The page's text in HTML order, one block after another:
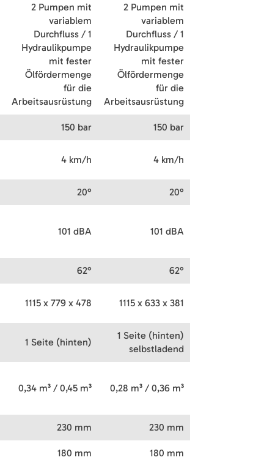
2 Pumpen mit
variablem
Durchfluss / 1
Hydraulikpumpe
mit fester
Ölfördermenge
für die
Arbeitsausrüstung
2 Pumpen mit
variablem
Durchfluss / 1
Hydraulikpumpe
mit fester
Ölfördermenge
für die
Arbeitsausrüstung
150 bar 150 bar
4 km/h 4 km/h
20° 20°
101 dBA 101 dBA
62° 62°
1115 x 779 x 478 1115 x 633 x 381
1 Seite (hinten)
1 Seite (hinten)
selbstladend
0,34 m³ / 0,45 m³ 0,28 m³ / 0,36 m³
230 mm 230 mm
180 mm 180 mm